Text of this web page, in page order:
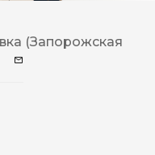
(Запорожская